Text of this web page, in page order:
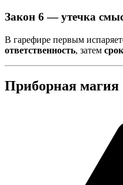
Закон 6 — утечка
В гарефире первым
ответственность, затем
Приборная магия